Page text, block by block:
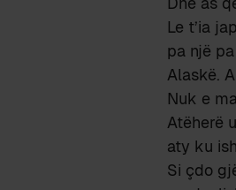
Le t’ia
pa një
Alaskë.
Nuk e
Atëherë
aty ku
Si çdo